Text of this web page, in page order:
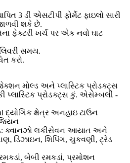
3 ડી એસટીપી ફોર્મેટ ફાઇલો સારી
શકે છે.
ફેક્ટરી ખર્ચ પર એક નવો ઘાટ
સમય.
કરો.
મોલ્ડ અને પ્લાસ્ટિક પ્રોડક્ટ્સ
પ્લાસ્ટિક પ્રોડક્ટ્સ કું. એસેમ્બલી -
દ્યોગિક ક્ષેત્ર અનહાઇ ટાઉન
ક્વાનઝો લકીસેવન આયાત અને
ડિઝાઇન, શિપિંગ, ચુકવણી, ટ્રેડ
બેબી રમકડાં, પ્રમોશન